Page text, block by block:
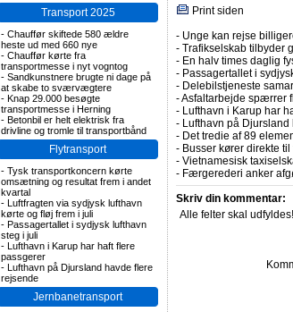
Transport 2025
- Chauffør skiftede 580 ældre
heste ud med 660 nye
- Chauffør kørte fra
transportmesse i nyt vogntog
- Sandkunstnere brugte ni dage på
at skabe to sværvægtere
- Knap 29.000 besøgte
transportmesse i Herning
- Betonbil er helt elektrisk fra
drivline og tromle til transportbånd
Flytransport
- Tysk transportkoncern kørte
omsætning og resultat frem i andet
kvartal
- Luftfragten via sydjysk lufthavn
kørte og fløj frem i juli
- Passagertallet i sydjysk lufthavn
steg i juli
- Lufthavn i Karup har haft flere
passgerer
- Lufthavn på Djursland havde flere
rejsende
Jernbanetransport
Print siden
- Unge kan rejse
- Trafikselskab tilbyder
- En halv times daglig
- Passagertallet i
- Delebilstjeneste
-Asfaltarbejde spærrer
- Lufthavn i Karup har
- Lufthavn på
- Det tredie af 89
- Busser kører direkte
- Vietnamesisk
- Færgerederi anker
Skriv din kommentar:
Alle felter skal udfyldes!